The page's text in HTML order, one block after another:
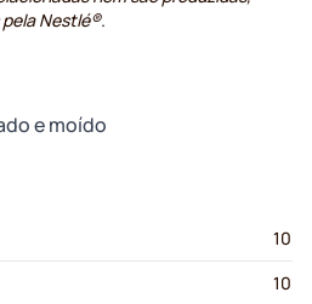
Nestlé®.
e moído
10
10